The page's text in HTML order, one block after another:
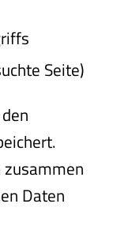
Seite)
zusammen
Daten